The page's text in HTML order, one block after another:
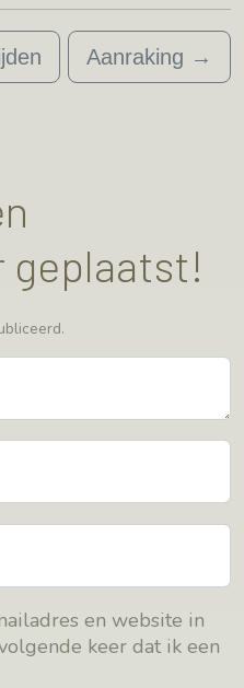
Aanraking →
geplaatst!
en website in
keer dat ik een